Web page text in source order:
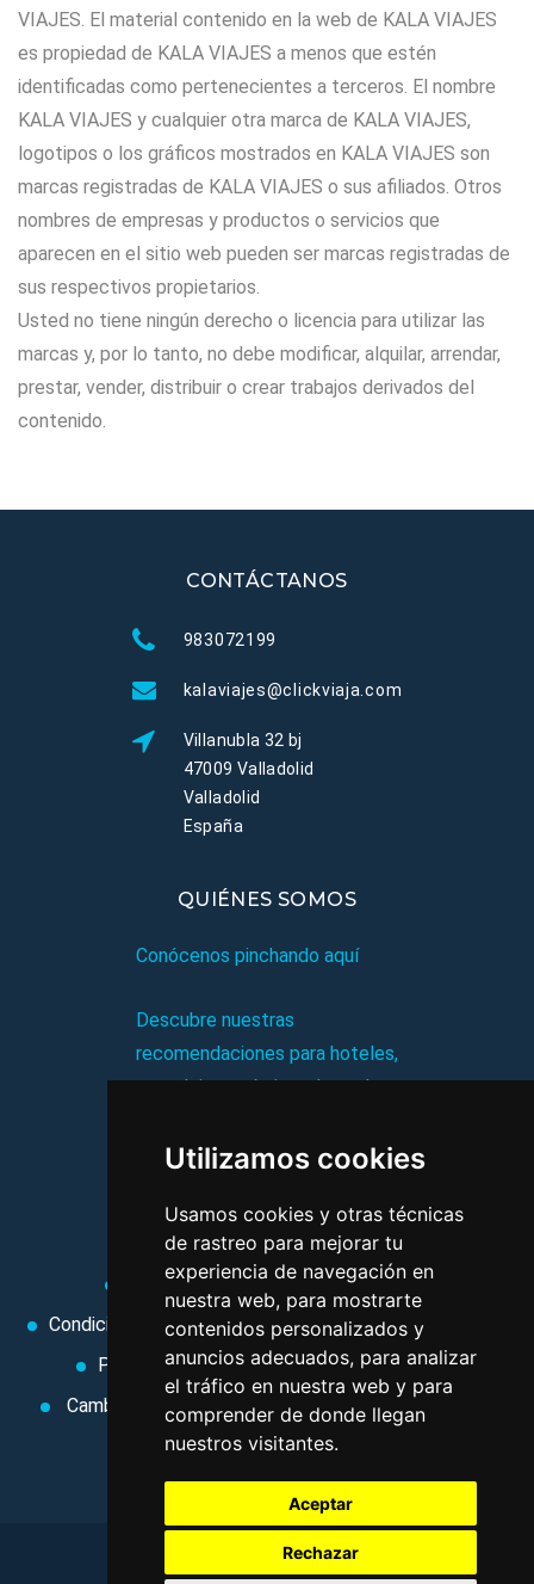
Utilizamos cookies
Usamos cookies y otras técnicas
de rastreo para mejorar tu
experiencia de navegación en
nuestra web, para mostrarte
contenidos personalizados y
anuncios adecuados, para analizar
el tráfico en nuestra web y para
comprender de donde llegan
nuestros visitantes.
Aceptar
Rechazar
VIAJES. El material contenido en la web de KALA VIAJES
es propiedad de KALA VIAJES a menos que estén
identificadas como pertenecientes a terceros. El nombre
KALA VIAJES y cualquier otra marca de KALA VIAJES,
logotipos o los gráficos mostrados en KALA VIAJES son
marcas registradas de KALA VIAJES o sus afiliados. Otros
nombres de empresas y productos o servicios que
aparecen en el sitio web pueden ser marcas registradas de
sus respectivos propietarios.
Usted no tiene ningún derecho o licencia para utilizar las
marcas y, por lo tanto, no debe modificar, alquilar, arrendar,
prestar, vender, distribuir o crear trabajos derivados del
contenido.
CONTÁCTANOS
983072199
kalaviajes@clickviaja.com
Villanubla 32 bj
47009 Valladolid
Valladolid
España
QUIÉNES SOMOS
Conócenos pinchando aquí
Descubre nuestras
recomendaciones para hoteles,
complejos turísticos, hostales,
viajes, y mucho más!
MI AGENCIA
Aviso legal
Condiciones de uso
Condiciones Generales
Ley de Viajes Combinados
Política de privacidad
Uso de cookies
Cambiar preferencias de cookies
Area privada
Contacto